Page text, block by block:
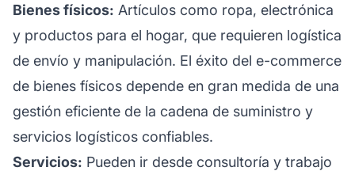
Bienes físicos: Artículos como ropa, electrónica
y productos para el hogar, que requieren logística
de envío y manipulación. El éxito del e-commerce
de bienes físicos depende en gran medida de una
gestión eficiente de la cadena de suministro y
servicios logísticos confiables.
Servicios: Pueden ir desde consultoría y trabajo